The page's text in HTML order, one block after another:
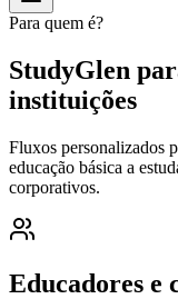
Para quem é?
StudyGlen
instituições
Fluxos personalizados
educação básica a
corporativos.
Educadores e